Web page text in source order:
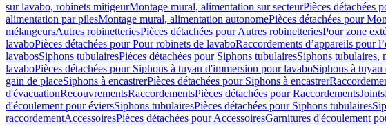
sur lavabo, robinets mitigeurMontage mural, alimentation sur secteurPièces détachées
alimentation par pilesMontage mural, alimentation autonomePièces détachées pour
mélangeursAutres robinetteriesPièces détachées pour Autres robinetteriesPour zone
lavaboPièces détachées pour Pour robinets de lavaboRaccordements d’appareils pour
lavabosSiphons tubulairesPièces détachées pour Siphons tubulairesSiphons tubulaires,
lavaboPièces détachées pour Siphons à tuyau d'immersion pour lavaboSiphons à
gain de placeSiphons à encastrerPièces détachées pour Siphons à encastrer
d'évacuationRecouvrementsRaccordementsPièces détachées pour RaccordementsJoints
d'écoulement pour éviersSiphons tubulairesPièces détachées pour Siphons tubulaires
raccordementAccessoiresPièces détachées pour AccessoiresGarnitures d'écoulement